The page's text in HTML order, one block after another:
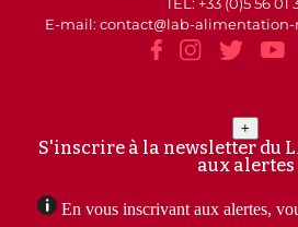
TEL: +33 (0)5 56 01
E-mail: contact
lab-
+
S'inscrire à la newsletter du
aux alertes
En vous inscrivant aux alertes,